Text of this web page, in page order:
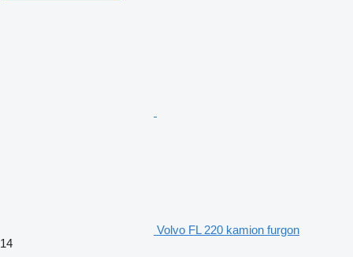
Volvo FL 220 kamion furgon
14